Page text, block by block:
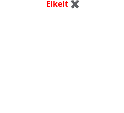
Elkelt ✖